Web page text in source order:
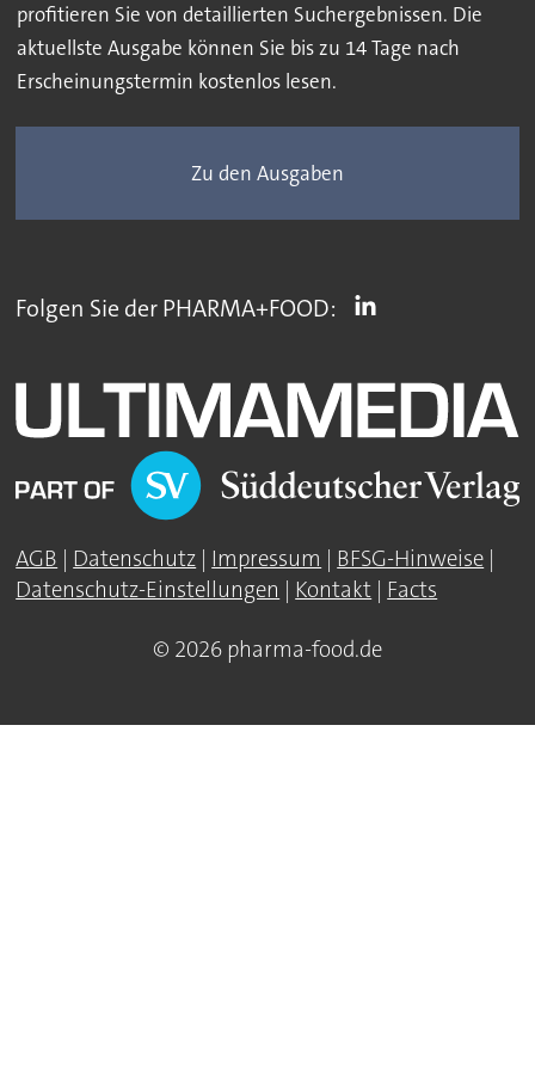
profitieren Sie von detaillierten Suchergebnissen. Die
aktuellste Ausgabe können Sie bis zu 14 Tage nach
Erscheinungstermin kostenlos lesen.
Zu den Ausgaben
Folgen Sie der PHARMA+FOOD:
AGB | Datenschutz | Impressum | BFSG-Hinweise |
Datenschutz-Einstellungen | Kontakt | Facts
© 2026 pharma-food.de